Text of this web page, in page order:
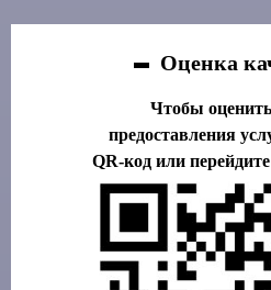
Оценка
Чтобы
предоставления
QR-код или